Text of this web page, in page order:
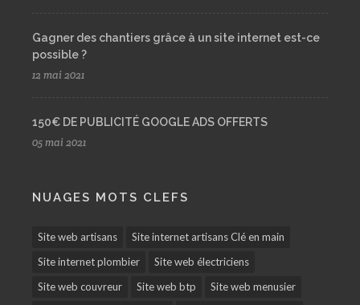
Gagner des chantiers grâce à un site internet est-ce
possible ?
12 mai 2021
150€ DE PUBLICITÉ GOOGLE ADS OFFERTS
05 mai 2021
NUAGES MOTS CLEFS
Site web artisans
Site internet artisans Clé en main
Site internet plombier
Site web électriciens
Site web couvreur
Site web btp
Site web menusier